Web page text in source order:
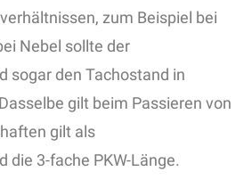
zum Beispiel bei
Nebel sollte der
sogar den Tachostand in
gilt beim Passieren von
gilt als
die 3-fache PKW-Länge.